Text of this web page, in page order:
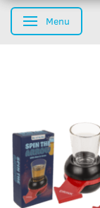
Skifte navigation
Menu